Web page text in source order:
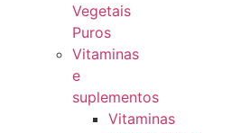
Vegetais
Puros
Vitaminas
e
suplementos
Vitaminas